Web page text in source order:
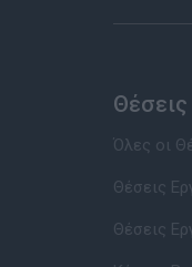
Θέσεις
Όλες οι
Θέσεις
Θέσεις